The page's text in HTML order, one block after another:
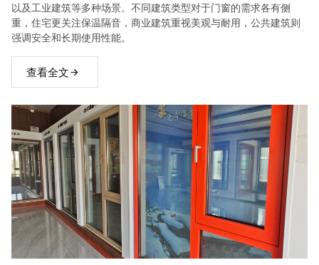
以及工业建筑等多种场景。不同建筑类型对于门窗的需求各有侧
重，住宅更关注保温隔音，商业建筑重视美观与耐用，公共建筑则
强调安全和长期使用性能。
查看全文